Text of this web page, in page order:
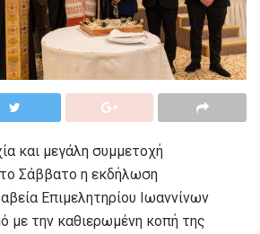
και μεγάλη συμμετοχή
Σάββατο η εκδήλωση
Επιμελητηρίου Ιωαννίνων
με την καθιερωμένη κοπή της